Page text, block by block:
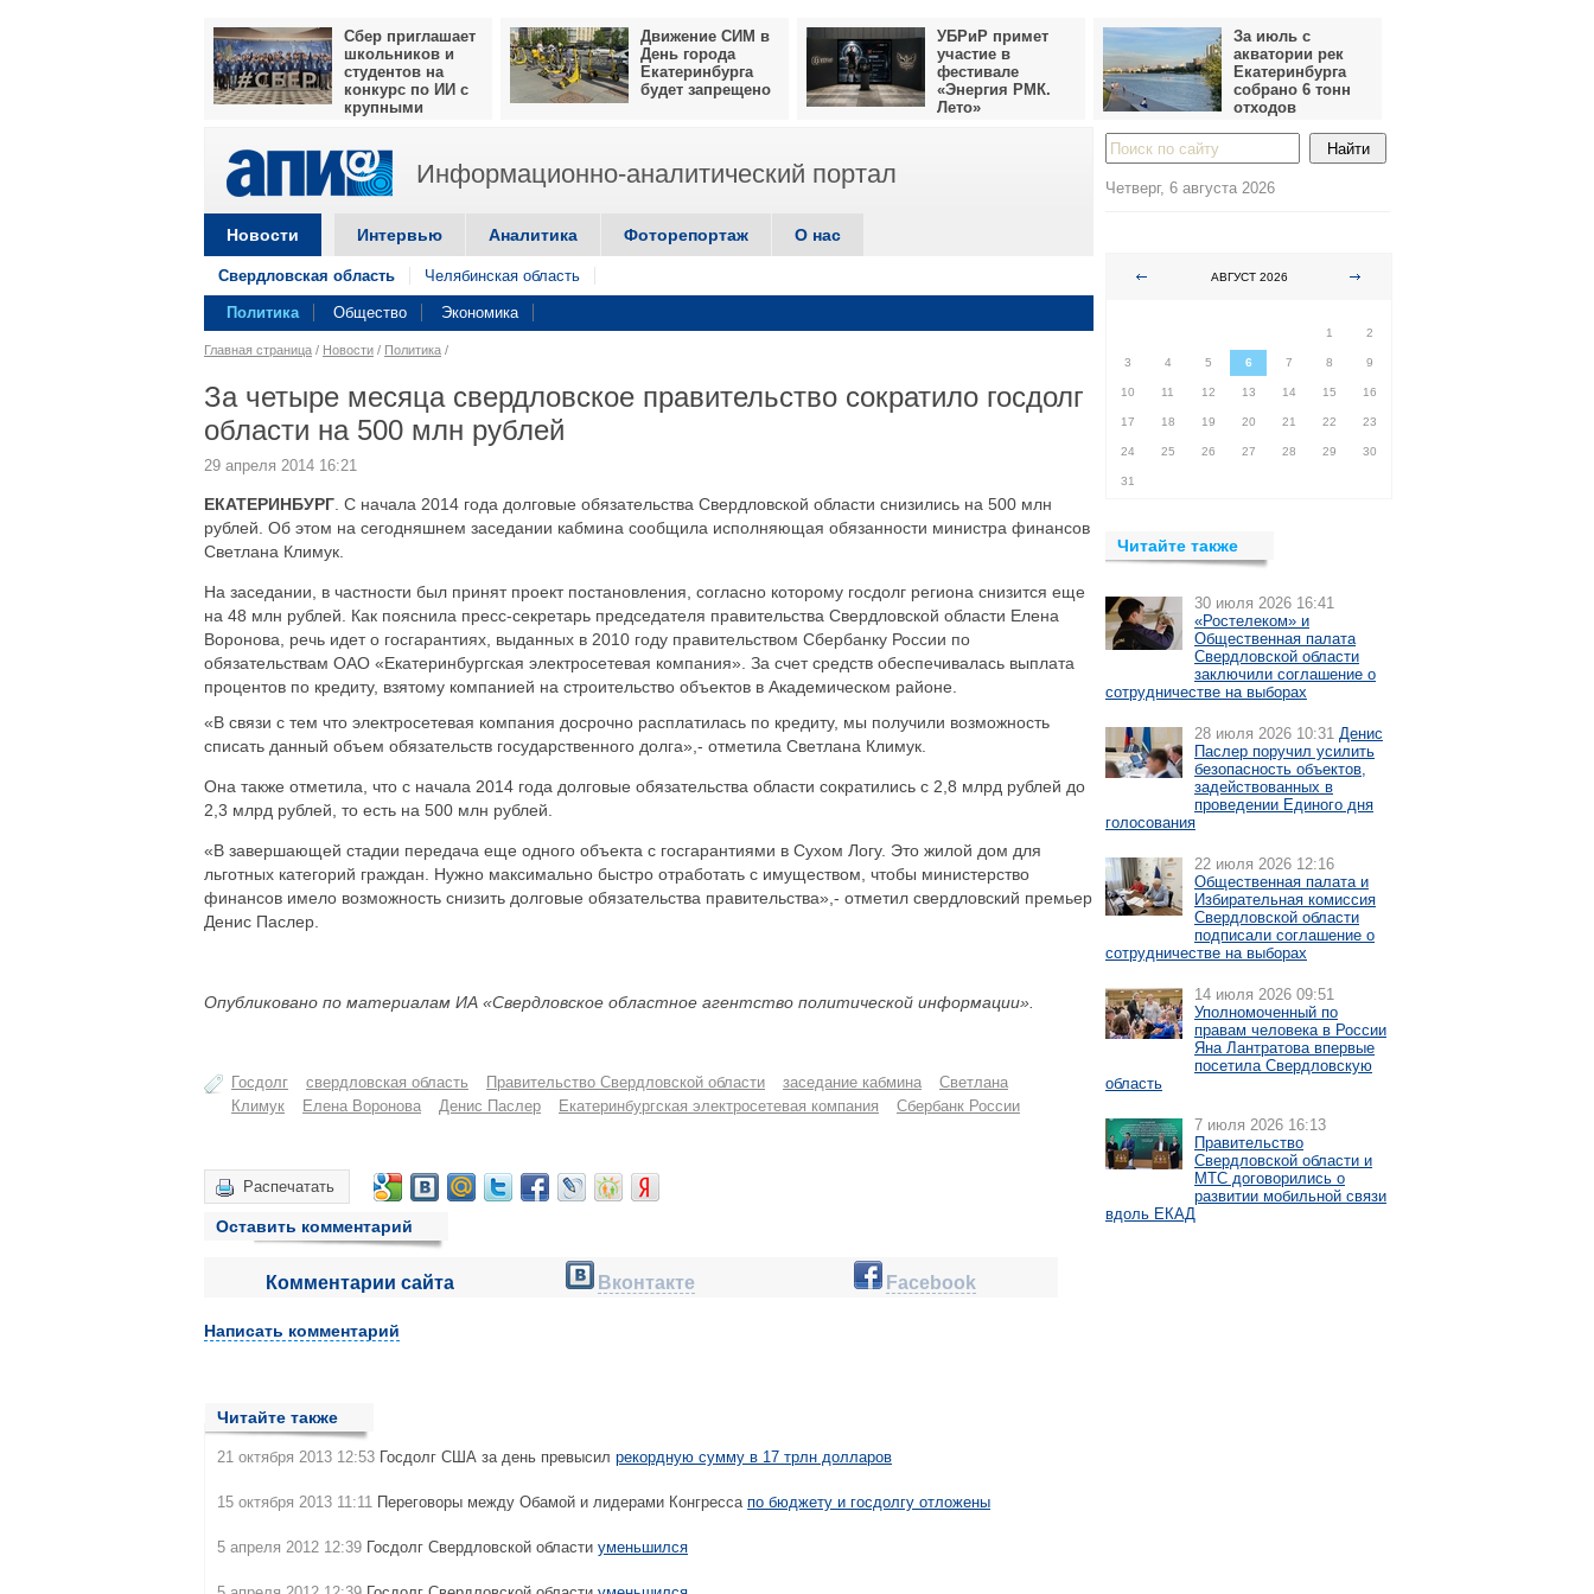
Сбер приглашает
школьников и
студентов на
конкурс по ИИ с
крупными
Движение СИМ в
День города
Екатеринбурга
будет запрещено
УБРиР примет
участие в
фестивале
«Энергия РМК.
Лето»
За июль с
акватории рек
Екатеринбурга
собрано 6 тонн
отходов
Информационно-аналитический портал
Новости Интервью Аналитика Фоторепортаж О нас
Свердловская область Челябинская область
Политика Общество Экономика
Главная страница / Новости / Политика /
За четыре месяца свердловское правительство сократило госдолг
области на 500 млн рублей
29 апреля 2014 16:21
ЕКАТЕРИНБУРГ . С начала 2014 года долговые обязательства Свердловской области снизились на 500 млн
рублей. Об этом на сегодняшнем заседании кабмина сообщила исполняющая обязанности министра финансов
Светлана Климук.
На заседании, в частности был принят проект постановления, согласно которому госдолг региона снизится еще
на 48 млн рублей. Как пояснила пресс-секретарь председателя правительства Свердловской области Елена
Воронова, речь идет о госгарантиях, выданных в 2010 году правительством Сбербанку России по
обязательствам ОАО «Екатеринбургская электросетевая компания». За счет средств обеспечивалась выплата
процентов по кредиту, взятому компанией на строительство объектов в Академическом районе.
«В связи с тем что электросетевая компания досрочно расплатилась по кредиту, мы получили возможность
списать данный объем обязательств государственного долга»,- отметила Светлана Климук.
Она также отметила, что с начала 2014 года долговые обязательства области сократились с 2,8 млрд рублей до
2,3 млрд рублей, то есть на 500 млн рублей.
«В завершающей стадии передача еще одного объекта с госгарантиями в Сухом Логу. Это жилой дом для
льготных категорий граждан. Нужно максимально быстро отработать с имуществом, чтобы министерство
финансов имело возможность снизить долговые обязательства правительства»,- отметил свердловский премьер
Денис Паслер.
Опубликовано по материалам ИА «Свердловское областное агентство политической информации».
Госдолг свердловская область Правительство Свердловской области заседание кабмина
Светлана
Климук
Елена Воронова Денис Паслер Екатеринбургская электросетевая компания Сбербанк России
Распечатать
Оставить комментарий
Комментарии сайта Вконтакте Facebook
Написать комментарий
Читайте также
21 октября 2013 12:53 Госдолг США за день превысил рекордную сумму в 17 трлн долларов
15 октября 2013 11:11 Переговоры между Обамой и лидерами Конгресса по бюджету и госдолгу отложены
5 апреля 2012 12:39 Госдолг Свердловской области уменьшился
Четверг, 6 августа 2026
АВГУСТ 2026
1
2
3 4 5 6 7 8 9
10 11 12 13 14 15 16
17 18 19 20 21 22 23
24 25 26 27 28 29 30
31
Читайте также
30 июля 2026 16:41
«Ростелеком» и
Общественная палата
Свердловской области
заключили соглашение о
сотрудничестве на выборах
28 июля 2026 10:31 Денис
Паслер поручил усилить
безопасность объектов,
задействованных в
проведении Единого дня
голосования
22 июля 2026 12:16
Общественная палата и
Избирательная комиссия
Свердловской области
подписали соглашение о
сотрудничестве на выборах
14 июля 2026 09:51
Уполномоченный по
правам человека в России
Яна Лантратова впервые
посетила Свердловскую
область
7 июля 2026 16:13
Правительство
Свердловской области и
МТС договорились о
развитии мобильной связи
вдоль ЕКАД